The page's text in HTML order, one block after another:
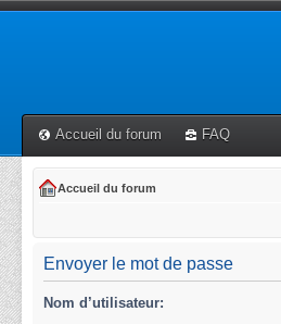
Accueil du forum FAQ
Accueil du forum
Envoyer le mot de passe
Nom d’utilisateur: